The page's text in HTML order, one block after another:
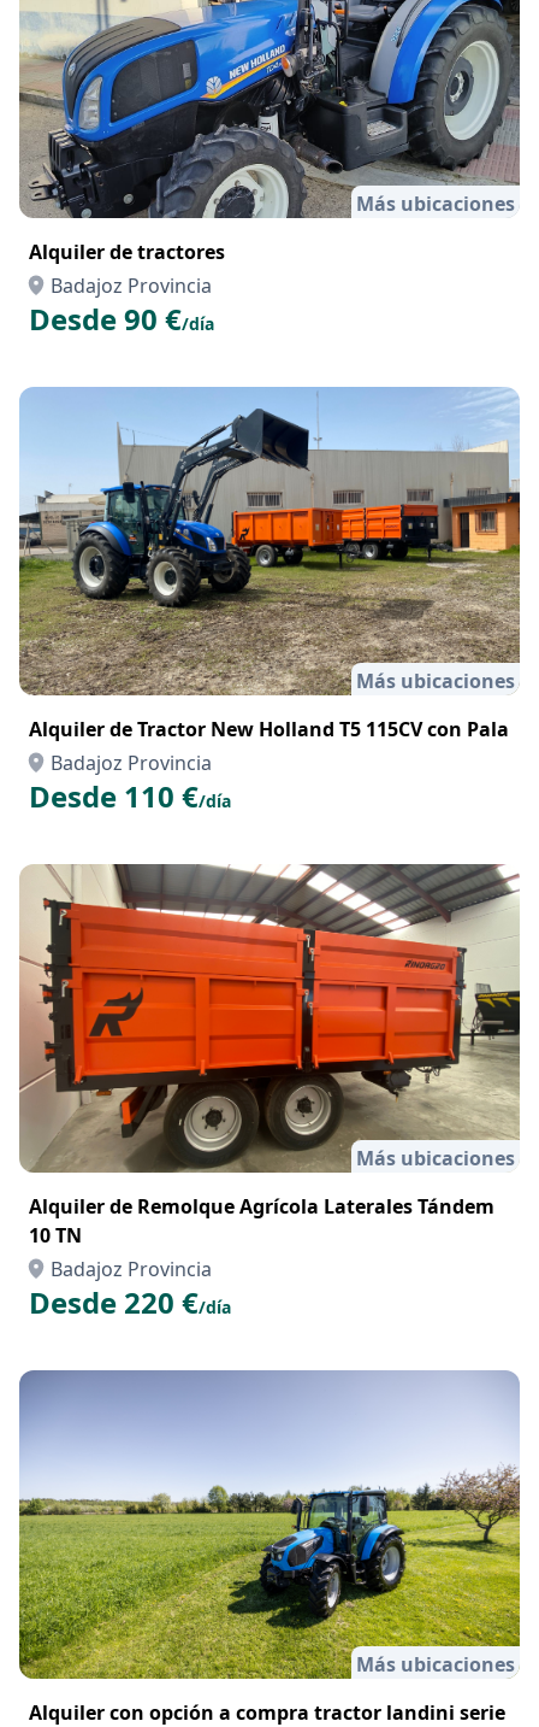
Más ubicaciones
Alquiler de tractores
Badajoz Provincia
Desde 90 €/día
Más ubicaciones
Alquiler de Tractor New Holland T5 115CV con Pala
Badajoz Provincia
Desde 110 €/día
Más ubicaciones
Alquiler de Remolque Agrícola Laterales Tándem
10 TN
Badajoz Provincia
Desde 220 €/día
Más ubicaciones
Alquiler con opción a compra tractor landini serie